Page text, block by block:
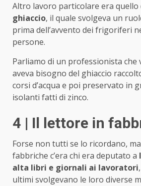
Altro lavoro particolare era quello
ghiaccio, il quale svolgeva un
prima dell’avvento dei frigoriferi
persone.
Parliamo di un professionista che
aveva bisogno del ghiaccio
corsi d’acqua e poi preservato in
isolanti fatti di zinco.
4 | Il lettore in
Forse non tutti se lo ricordano,
fabbriche c’era chi era deputato a
alta libri e giornali ai lavoratori
ultimi svolgevano le loro diverse